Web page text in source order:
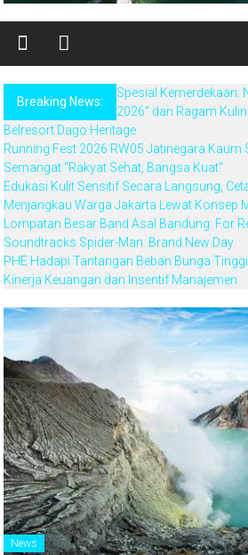
Breaking News:
Spesial Kemerdekaan:
2026” dan Ragam
Belresort Dago Heritage
Running Fest 2026 RW05 Jatinegara Kaum
Semangat “Rakyat Sehat, Bangsa Kuat”
Edukasi Kulit Sensitif Secara Langsung,
Menjangkau Warga Jakarta Lewat Konsep
Lompatan Besar Band Asal Bandung: For
Soundtracks Spider-Man: Brand New Day
PHE Hadapi Tantangan Beban Bunga
Kinerja Keuangan dan Insentif Manajemen
News